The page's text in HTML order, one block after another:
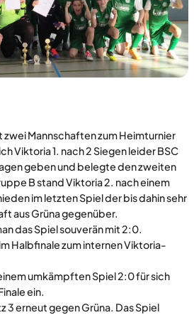
Mannschaften zum Heimturnier
Viktoria 1. nach 2 Siegen leider BSC
geben und belegte den zweiten
B stand Viktoria 2. nach einem
im letzten Spiel der bis dahin sehr
aus Grüna gegenüber.
das Spiel souverän mit 2:0.
Halbfinale zum internen Viktoria-
umkämpften Spiel 2:0 für sich
ein.
3 erneut gegen Grüna. Das Spiel